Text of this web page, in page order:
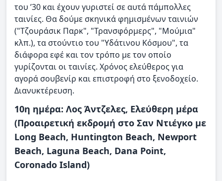
του ’30 και έχουν γυριστεί σε αυτά πάμπολλες
ταινίες. Θα δούμε σκηνικά φημισμένων ταινιών
("Τζουράσικ Παρκ", "Τρανσφόρμερς", "Μούμια"
κλπ.), τα στούντιο του "Υδάτινου Κόσμου", τα
διάφορα εφέ και τον τρόπο με τον οποίο
γυρίζονται οι ταινίες. Χρόνος ελεύθερος για
αγορά σουβενίρ και επιστροφή στο ξενοδοχείο.
Διανυκτέρευση.
10η ημέρα: Λος Άντζελες, Ελεύθερη μέρα
(Προαιρετική εκδρομή στο Σαν Ντιέγκο με
Long Beach, Huntington Beach, Newport
Beach, Laguna Beach, Dana Point,
Coronado Island)